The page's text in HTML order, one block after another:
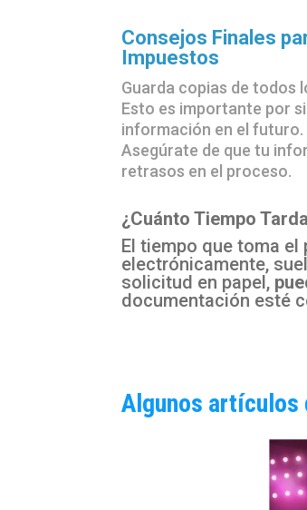
Consejos Finales
Impuestos
Guarda copias de todos
Esto es importante por
información en el futuro.
Asegúrate de que tu
retrasos en el proceso.
¿Cuánto Tiempo
El tiempo que toma
electrónicamente,
solicitud en papel,
documentación esté
Algunos artículos